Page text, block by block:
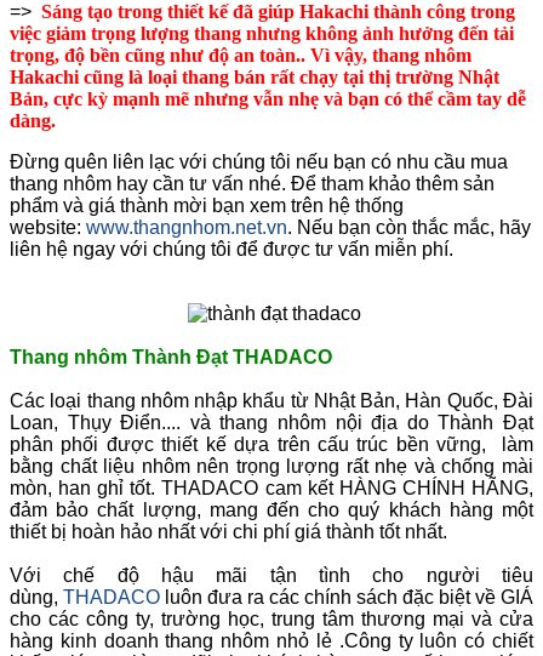
=> Sáng tạo trong thiết kế đã giúp Hakachi thành công trong
việc giảm trọng lượng thang nhưng không ảnh hưởng đến tải
trọng, độ bền cũng như độ an toàn.. Vì vậy, thang nhôm
Hakachi cũng là loại thang bán rất chạy tại thị trường Nhật
Bản, cực kỳ mạnh mẽ nhưng vẫn nhẹ và bạn có thể cầm tay dễ
dàng.
Đừng quên liên lạc với chúng tôi nếu bạn có nhu cầu mua
thang nhôm hay cần tư vấn nhé. Để tham khảo thêm sản
phẩm và giá thành mời bạn xem trên hệ thống
website: www.thangnhom.net.vn. Nếu bạn còn thắc mắc, hãy
liên hệ ngay với chúng tôi để được tư vấn miễn phí.
Thang nhôm Thành Đạt THADACO
Các loại thang nhôm nhập khẩu từ Nhật Bản, Hàn Quốc, Đài
Loan, Thụy Điển.... và thang nhôm nội địa do Thành Đạt
phân phối được thiết kế dựa trên cấu trúc bền vững, làm
bằng chất liệu nhôm nên trọng lượng rất nhẹ và chống mài
mòn, han ghỉ tốt. THADACO cam kết HÀNG CHÍNH HÃNG,
đảm bảo chất lượng, mang đến cho quý khách hàng một
thiết bị hoàn hảo nhất với chi phí giá thành tốt nhất.
Với chế độ hậu mãi tận tình cho người tiêu
dùng, THADACO luôn đưa ra các chính sách đặc biệt về GIÁ
cho các công ty, trường học, trung tâm thương mại và cửa
hàng kinh doanh thang nhôm nhỏ lẻ .Công ty luôn có chiết